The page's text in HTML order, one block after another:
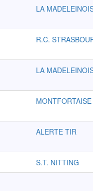
LA
R.C.
LA
ALERTE TIR
S.T. NITTING